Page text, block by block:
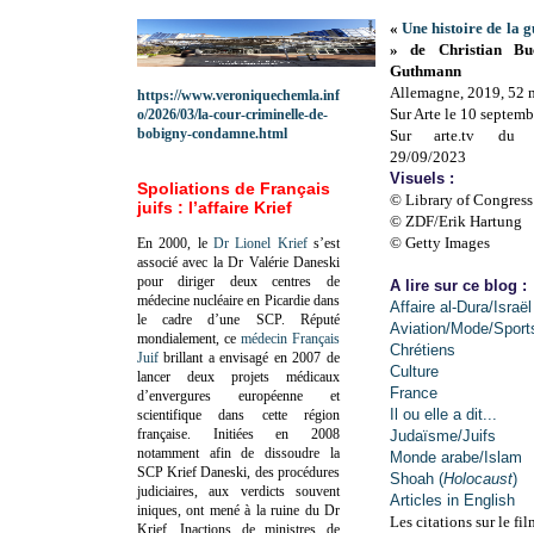
«Une histoire de la
» de Christian
Guthmann
Allemagne, 2019, 52
Sur Arte le 10
Sur arte.tv du
29/09/2023
Visuels :
© Library of Congress
© ZDF/Erik Hartung
© Getty Images
A lire sur ce blog :
Affaire al-Dura/Israël
Aviation/Mode/
Chrétiens
Culture
France
Il ou elle a dit...
Judaïsme/Juifs
Monde arabe/Islam
Shoah (Holocaust)
Articles in English
Les citations sur le
https://www.veroniquechemla.inf
o/2026/03/la-cour-criminelle-de-
bobigny-condamne.html
Spoliations de Français
juifs : l’affaire Krief
En 2000, le Dr Lionel Kriefs’est
associé avec la Dr Valérie Daneski
pour diriger deux centres de
médecine nucléaire en Picardie dans
le cadre d’une SCP. Réputé
mondialement, ce médecin Français
Juif brillant a envisagé en 2007 de
lancer deux projets médicaux
d’envergures européenne et
scientifique dans cette région
française. Initiées en 2008
notamment afin de dissoudre la
SCP Krief Daneski, des procédures
judiciaires, aux verdicts souvent
iniques, ont mené à la ruine du Dr
Krief.Inactions de ministres de